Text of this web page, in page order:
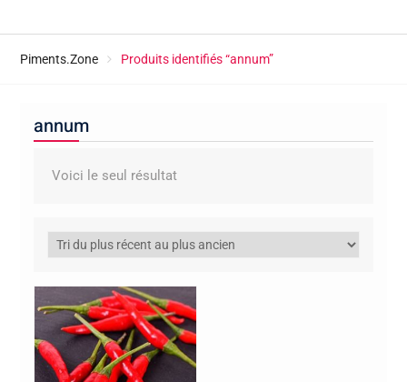
Piments.Zone Produits identifiés “annum”
annum
Voici le seul résultat